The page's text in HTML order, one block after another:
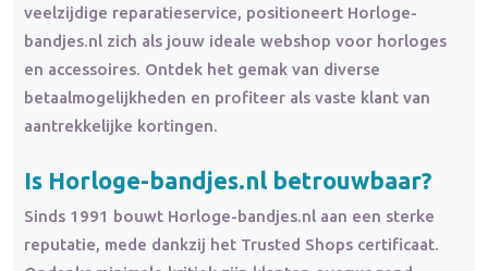
veelzijdige reparatieservice, positioneert Horloge-
bandjes.nl zich als jouw ideale webshop voor horloges
en accessoires. Ontdek het gemak van diverse
betaalmogelijkheden en profiteer als vaste klant van
aantrekkelijke kortingen.
Is Horloge-bandjes.nl betrouwbaar?
Sinds 1991 bouwt Horloge-bandjes.nl aan een sterke
reputatie, mede dankzij het Trusted Shops certificaat.